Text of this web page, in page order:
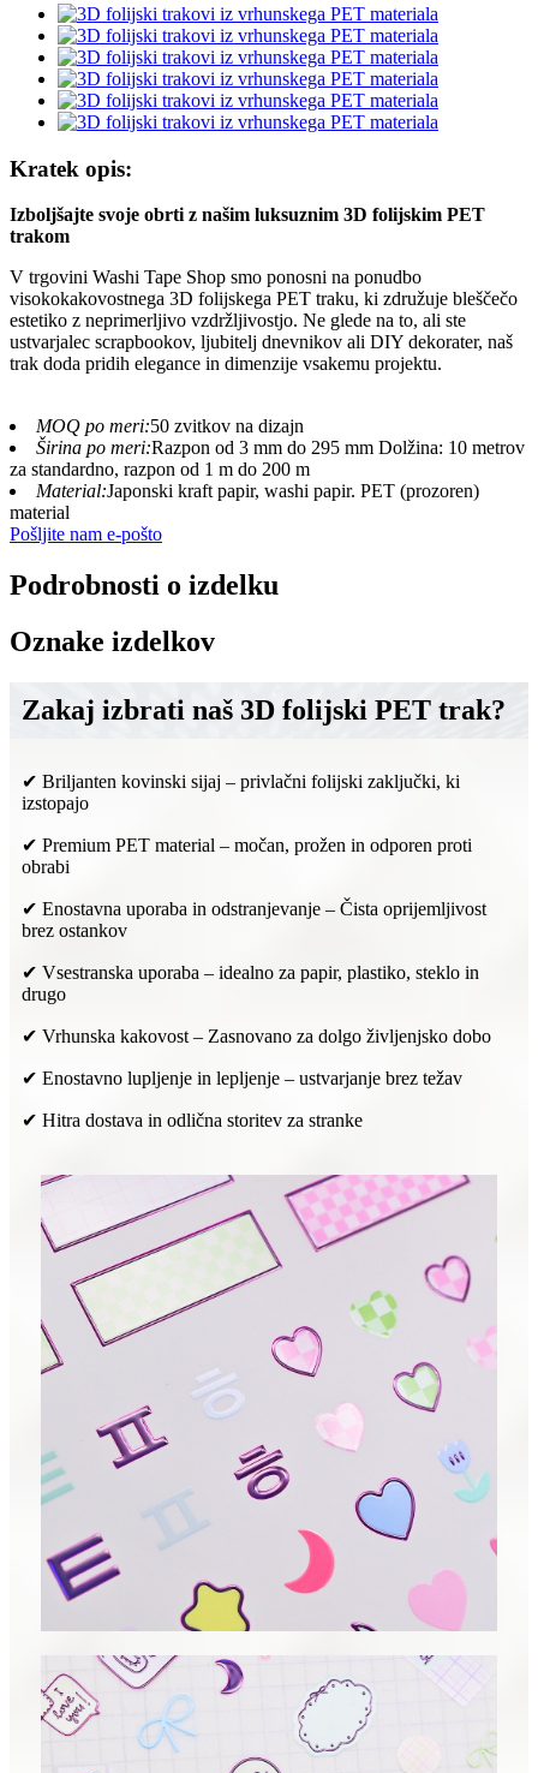
Kratek opis:
Izboljšajte svoje obrti z našim luksuznim 3D folijskim PET
trakom
V trgovini Washi Tape Shop smo ponosni na ponudbo
visokokakovostnega 3D folijskega PET traku, ki združuje bleščečo
estetiko z neprimerljivo vzdržljivostjo. Ne glede na to, ali ste
ustvarjalec scrapbookov, ljubitelj dnevnikov ali DIY dekorater, naš
trak doda pridih elegance in dimenzije vsakemu projektu.
MOQ po meri:50 zvitkov na dizajn
Širina po meri:Razpon od 3 mm do 295 mm Dolžina: 10 metrov
za standardno, razpon od 1 m do 200 m
Material:Japonski kraft papir, washi papir. PET (prozoren)
material
Pošljite nam e-pošto
Podrobnosti o izdelku
Oznake izdelkov
Zakaj izbrati naš 3D folijski PET trak?
✔ Briljanten kovinski sijaj – privlačni folijski zaključki, ki
izstopajo
✔ Premium PET material – močan, prožen in odporen proti
obrabi
✔ Enostavna uporaba in odstranjevanje – Čista oprijemljivost
brez ostankov
✔ Vsestranska uporaba – idealno za papir, plastiko, steklo in
drugo
✔ Vrhunska kakovost – Zasnovano za dolgo življenjsko dobo
✔ Enostavno lupljenje in lepljenje – ustvarjanje brez težav
✔ Hitra dostava in odlična storitev za stranke